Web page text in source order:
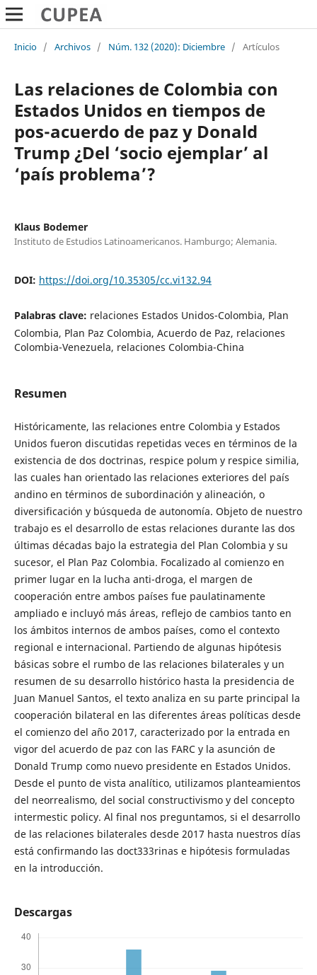
Inicio / Archivos / Núm. 132 (2020): Diciembre / Artículos
Las relaciones de Colombia con
Estados Unidos en tiempos de
pos-acuerdo de paz y Donald
Trump ¿Del ‘socio ejemplar’ al
‘país problema’?
Klaus Bodemer
Instituto de Estudios Latinoamericanos. Hamburgo; Alemania.
DOI: https://doi.org/10.35305/cc.vi132.94
Palabras clave: relaciones Estados Unidos-Colombia, Plan
Colombia, Plan Paz Colombia, Acuerdo de Paz, relaciones
Colombia-Venezuela, relaciones Colombia-China
Resumen
Históricamente, las relaciones entre Colombia y Estados
Unidos fueron discutidas repetidas veces en términos de la
existencia de dos doctrinas, respice polum y respice similia,
las cuales han orientado las relaciones exteriores del país
andino en términos de subordinación y alineación, o
diversificación y búsqueda de autonomía. Objeto de nuestro
trabajo es el desarrollo de estas relaciones durante las dos
últimas décadas bajo la estrategia del Plan Colombia y su
sucesor, el Plan Paz Colombia. Focalizado al comienzo en
primer lugar en la lucha anti-droga, el margen de
cooperación entre ambos países fue paulatinamente
ampliado e incluyó más áreas, reflejo de cambios tanto en
los ámbitos internos de ambos países, como el contexto
regional e internacional. Partiendo de algunas hipótesis
básicas sobre el rumbo de las relaciones bilaterales y un
resumen de su desarrollo histórico hasta la presidencia de
Juan Manuel Santos, el texto analiza en su parte principal la
cooperación bilateral en las diferentes áreas políticas desde
el comienzo del año 2017, caracterizado por la entrada en
vigor del acuerdo de paz con las FARC y la asunción de
Donald Trump como nuevo presidente en Estados Unidos.
Desde el punto de vista analítico, utilizamos planteamientos
del neorrealismo, del social constructivismo y del concepto
intermestic policy. Al final nos preguntamos, si el desarrollo
de las relaciones bilaterales desde 2017 hasta nuestros días
está confirmando las doct333rinas e hipótesis formuladas
en la introducción.
Descargas